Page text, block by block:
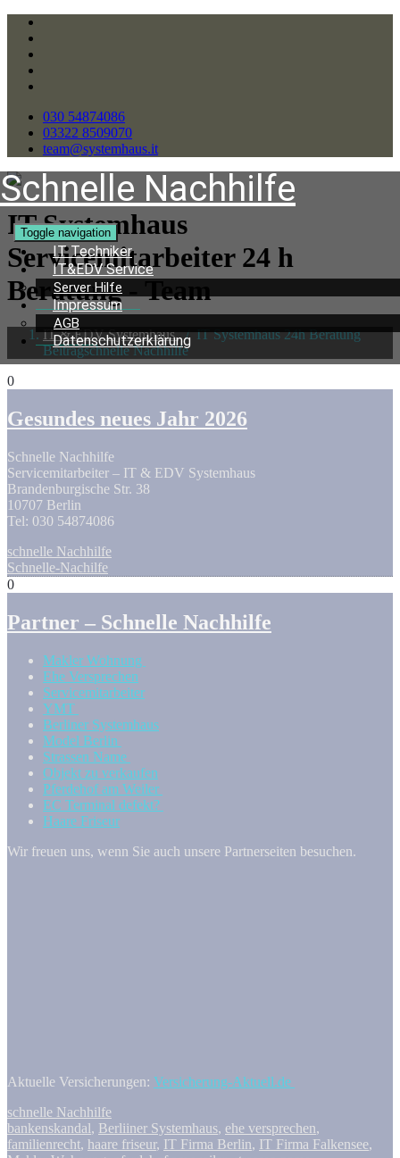
030 54874086
03322 8509070
team@systemhaus.it
Schnelle Nachhilfe
Toggle navigation
IT Techniker
IT&EDV Service
Server Hilfe
Impressum
AGB
Datenschutzerklärung
IT Systemhaus
Servicemitarbeiter 24 h
Beratung - Team
IT & EDV Systemhaus/IT Systemhaus 24h Beratung
Beitragschnelle Nachhilfe
0
Gesundes neues Jahr 2026
Schnelle Nachhilfe
Servicemitarbeiter – IT & EDV Systemhaus
Brandenburgische Str. 38
10707 Berlin
Tel: 030 54874086
schnelle Nachhilfe
Schnelle-Nachilfe
0
Partner – Schnelle Nachhilfe
Makler Wohnung
Ehe Versprechen
Servicemitarbeiter
YMT
Berliner Systemhaus
Model Berlin
Strassen Name
Objekt zu verkaufen
Pferdehof am Weiler
EC Terminal defekt?
Haare Friseur
Wir freuen uns, wenn Sie auch unsere Partnerseiten besuchen.
Aktuelle Versicherungen: Versicherung-Aktuell.de
schnelle Nachhilfe
bankenskandal, Berliiner Systemhaus, ehe versprechen,
familienrecht, haare friseur, IT Firma Berlin, IT Firma Falkensee,